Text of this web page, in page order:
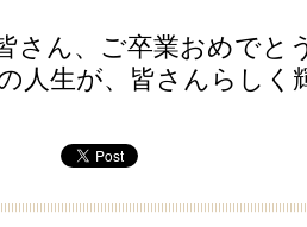
さん、ご卒業おめでと
人生が、皆さんらし